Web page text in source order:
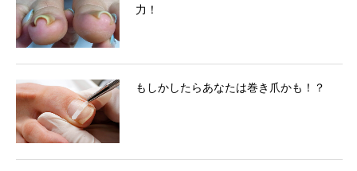
力！
もしかしたらあなたは巻き爪かも！？